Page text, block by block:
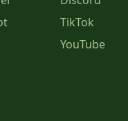
TikTok
YouTube